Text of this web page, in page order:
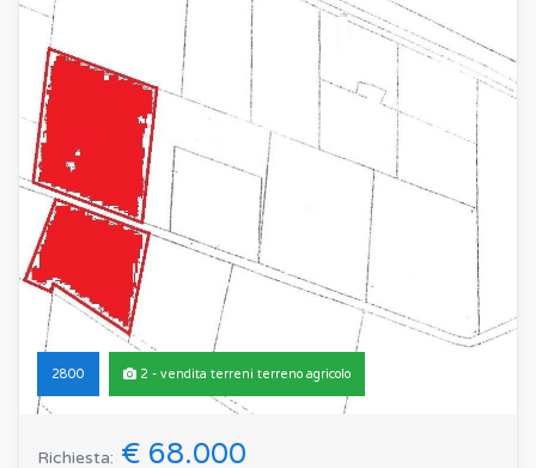
2800 2 - vendita terreni terreno agricolo
Richiesta: € 68.000